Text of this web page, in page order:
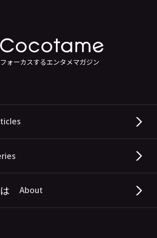
ォーカスするエンタメマガジン
About